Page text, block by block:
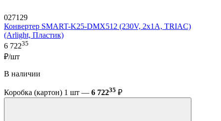
027129
Конвертер SMART-K25-DMX512 (230V, 2x1A, TRIAC)
(Arlight, Пластик)
6 72235
₽/шт
В наличии
Коробка (картон) 1 шт — 6 72235 ₽